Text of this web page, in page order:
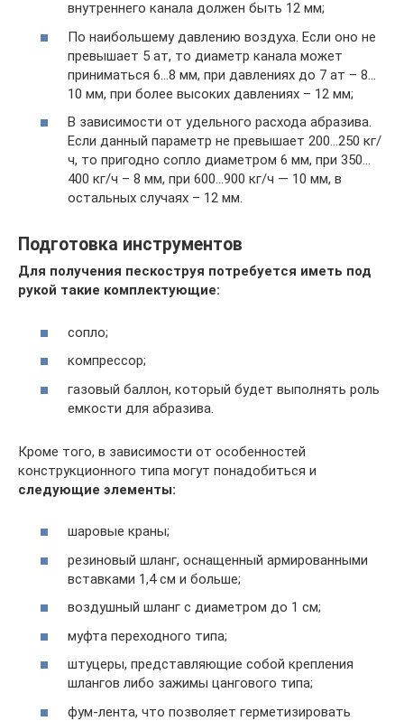
внутреннего канала должен быть 12 мм;
По наибольшему давлению воздуха. Если оно не
превышает 5 ат, то диаметр канала может
приниматься 6…8 мм, при давлениях до 7 ат – 8…
10 мм, при более высоких давлениях – 12 мм;
В зависимости от удельного расхода абразива.
Если данный параметр не превышает 200…250 кг/
ч, то пригодно сопло диаметром 6 мм, при 350…
400 кг/ч – 8 мм, при 600…900 кг/ч — 10 мм, в
остальных случаях – 12 мм.
Подготовка инструментов
Для получения пескоструя потребуется иметь под
рукой такие комплектующие:
сопло;
компрессор;
газовый баллон, который будет выполнять роль
емкости для абразива.
Кроме того, в зависимости от особенностей
конструкционного типа могут понадобиться и
следующие элементы:
шаровые краны;
резиновый шланг, оснащенный армированными
вставками 1,4 см и больше;
воздушный шланг с диаметром до 1 см;
муфта переходного типа;
штуцеры, представляющие собой крепления
шлангов либо зажимы цангового типа;
фум-лента, что позволяет герметизировать